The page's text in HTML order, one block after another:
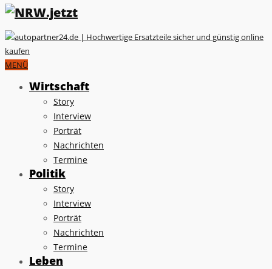
MENÜ
Wirtschaft
Story
Interview
Porträt
Nachrichten
Termine
Politik
Story
Interview
Porträt
Nachrichten
Termine
Leben